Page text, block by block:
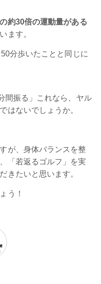
約30倍の運動量がある
ます。
分歩いたことと同じに
間振る」これなら、ヤル
はないでしょうか。
が、身体バランスを整
「若返るゴルフ」を実
きたいと思います。
う！